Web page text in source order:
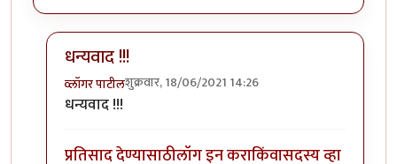
धन्यवाद !!!
व्लॉगर पाटीलशुक्रवार, 18/06/2021 14:26
In reply to
धन्यवाद !!!
प्रतिसाद देण्यासाठीलॉग इन कराकिंवासदस्य व्हा